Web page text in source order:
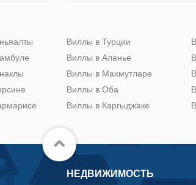
Виллы в Турции
Виллы в Аланье
Виллы в Махмутларе
Виллы в Оба
Виллы в Каргыджаке
НЕДВИЖИМОСТЬ